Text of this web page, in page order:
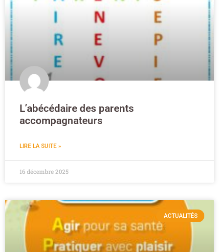
L’abécédaire des parents
accompagnateurs
LIRE LA SUITE »
16 décembre 2025
ACTUALITÉS